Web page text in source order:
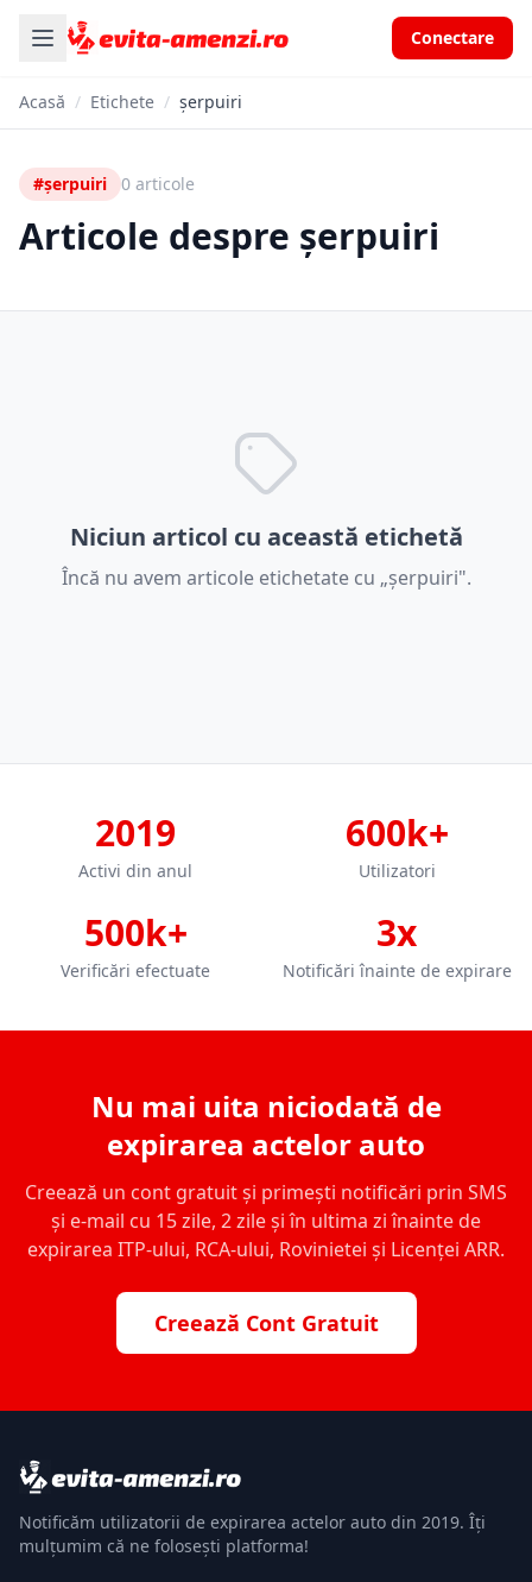
Conectare
Acasă / Etichete / șerpuiri
#șerpuiri 0 articole
Articole despre șerpuiri
Niciun articol cu această etichetă
Încă nu avem articole etichetate cu „șerpuiri".
2019
Activi din anul
600k+
Utilizatori
500k+
Verificări efectuate
3x
Notificări înainte de expirare
Nu mai uita niciodată de
expirarea actelor auto
Creează un cont gratuit și primești notificări prin SMS
și e-mail cu 15 zile, 2 zile și în ultima zi înainte de
expirarea ITP-ului, RCA-ului, Rovinietei și Licenței ARR.
Creează Cont Gratuit
Notificăm utilizatorii de expirarea actelor auto din 2019. Îți
mulțumim că ne folosești platforma!